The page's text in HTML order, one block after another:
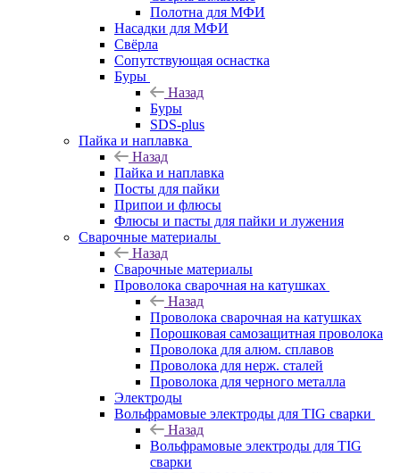
Полотна для МФИ
Насадки для МФИ
Свёрла
Сопутствующая оснастка
Буры
Назад
Буры
SDS-plus
Пайка и наплавка
Назад
Пайка и наплавка
Посты для пайки
Припои и флюсы
Флюсы и пасты для пайки и лужения
Сварочные материалы
Назад
Сварочные материалы
Проволока сварочная на катушках
Назад
Проволока сварочная на катушках
Порошковая самозащитная проволока
Проволока для алюм. сплавов
Проволока для нерж. сталей
Проволока для черного металла
Электроды
Вольфрамовые электроды для TIG сварки
Назад
Вольфрамовые электроды для TIG
сварки